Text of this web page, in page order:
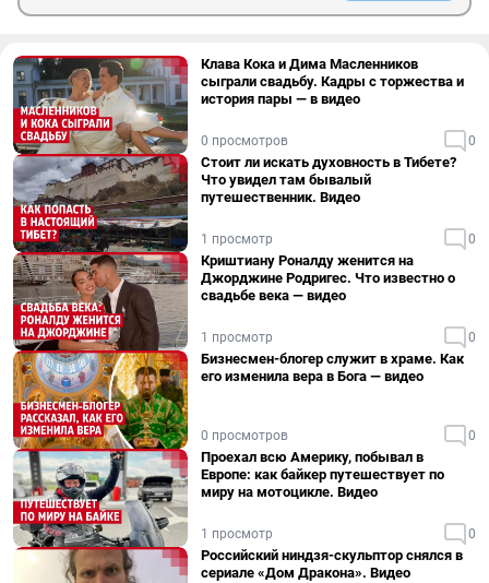
Клава Кока и Дима Масленников
сыграли свадьбу. Кадры с торжества и
история пары — в видео
0 просмотров 0
Стоит ли искать духовность в Тибете?
Что увидел там бывалый
путешественник. Видео
1 просмотр 0
Криштиану Роналду женится на
Джорджине Родригес. Что известно о
свадьбе века — видео
1 просмотр 0
Бизнесмен-блогер служит в храме. Как
его изменила вера в Бога — видео
0 просмотров 0
Проехал всю Америку, побывал в
Европе: как байкер путешествует по
миру на мотоцикле. Видео
1 просмотр 0
Российский ниндзя-скульптор снялся в
сериале «Дом Дракона». Видео